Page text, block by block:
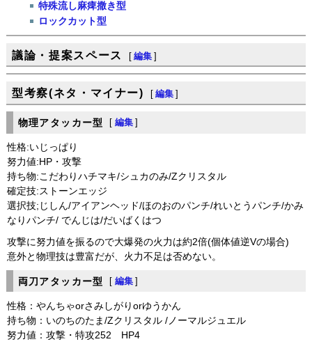
特殊流し麻痺撒き型
ロックカット型
議論・提案スペース [ 編集 ]
型考察(ネタ・マイナー) [ 編集 ]
物理アタッカー型 [ 編集 ]
性格:いじっぱり
努力値:HP・攻撃
持ち物:こだわりハチマキ/シュカのみ/Zクリスタル
確定技:ストーンエッジ
選択技;じしん/アイアンヘッド/ほのおのパンチ/れいとうパンチ/かみ
なりパンチ/ でんじは/だいばくはつ
攻撃に努力値を振るので大爆発の火力は約2倍(個体値逆Vの場合)
意外と物理技は豊富だが、火力不足は否めない。
両刀アタッカー型 [ 編集 ]
性格：やんちゃorさみしがりorゆうかん
持ち物：いのちのたま/Zクリスタル /ノーマルジュエル
努力値：攻撃・特攻252 HP4